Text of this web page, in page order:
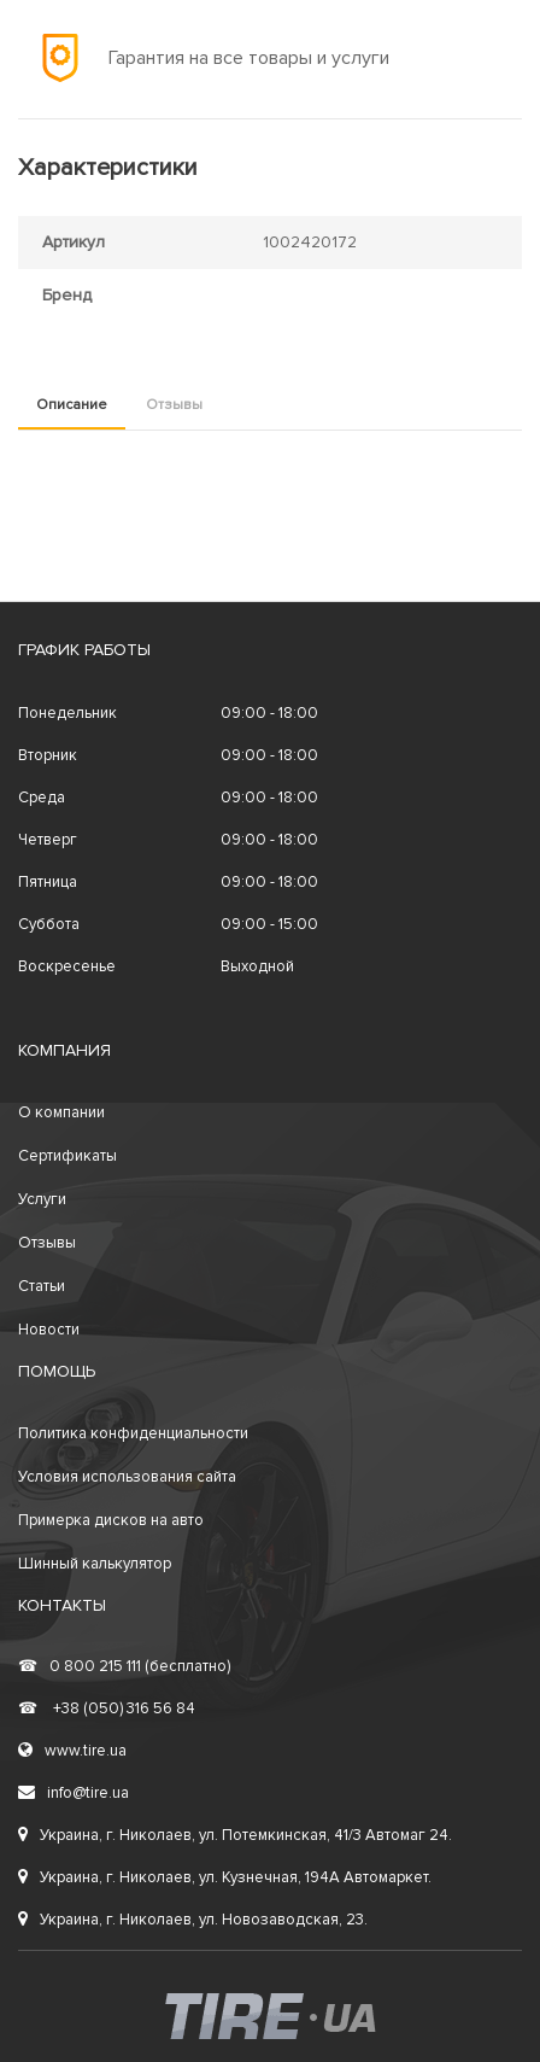
Гарантия на все товары и услуги
Характеристики
Артикул 1002420172
Бренд
Описание Отзывы
ГРАФИК РАБОТЫ
Понедельник 09:00 - 18:00
Вторник 09:00 - 18:00
Среда 09:00 - 18:00
Четверг 09:00 - 18:00
Пятница 09:00 - 18:00
Суббота 09:00 - 15:00
Воскресенье Выходной
КОМПАНИЯ
О компании
Сертификаты
Услуги
Отзывы
Статьи
Новости
ПОМОЩЬ
Политика конфиденциальности
Условия использования сайта
Примерка дисков на авто
Шинный калькулятор
КОНТАКТЫ
☎ 0 800 215 111 (бесплатно)
☎ +38 (050) 316 56 84
www.tire.ua
info@tire.ua
Украина, г. Николаев, ул. Потемкинская, 41/3 Автомаг 24.
Украина, г. Николаев, ул. Кузнечная, 194А Автомаркет.
Украина, г. Николаев, ул. Новозаводская, 23.